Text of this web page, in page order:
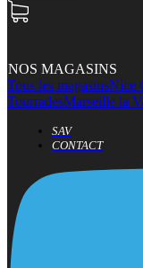
NOS MAGASINS
Tous les magasinsNice
TourradesMarseille la
SAV
CONTACT